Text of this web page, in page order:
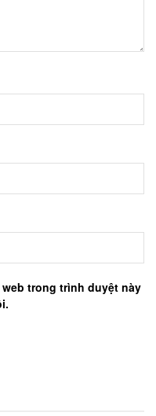
trong trình duyệt này